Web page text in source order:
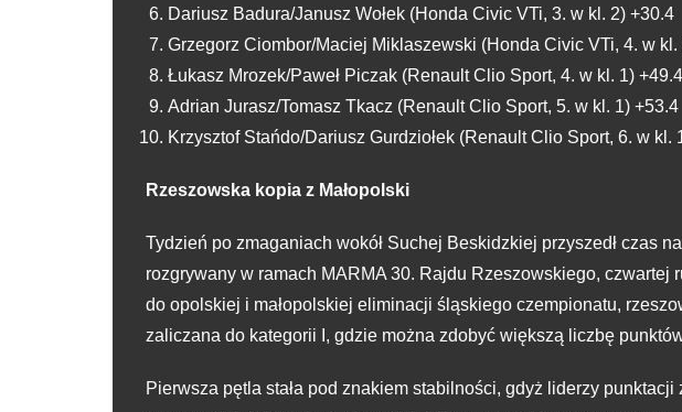
Dariusz Badura/Janusz Wołek (Honda Civic VTi, 3. w kl. 2) +30.4
Grzegorz Ciombor/Maciej Miklaszewski (Honda Civic VTi, 4. w kl.
Łukasz Mrozek/Paweł Piczak (Renault Clio Sport, 4. w kl. 1) +49.4
Adrian Jurasz/Tomasz Tkacz (Renault Clio Sport, 5. w kl. 1) +53.4
Krzysztof Stańdo/Dariusz Gurdziołek (Renault Clio Sport, 6. w kl.
Rzeszowska kopia z Małopolski
Tydzień po zmaganiach wokół Suchej Beskidzkiej przyszedł czas
rozgrywany w ramach MARMA 30. Rajdu Rzeszowskiego,
do opolskiej i małopolskiej eliminacji śląskiego czempionatu,
zaliczana do kategorii I, gdzie można zdobyć większą liczbę
Pierwsza pętla stała pod znakiem stabilności, gdyż liderzy